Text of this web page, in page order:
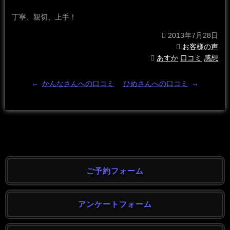
丁寧、親切、上手！
2013年7月28日
お客様の声
あすか 口コミ 感想
← かんなさんへの口コミ ひめさんへの口コミ →
ご予約フォーム
アンケートフォーム